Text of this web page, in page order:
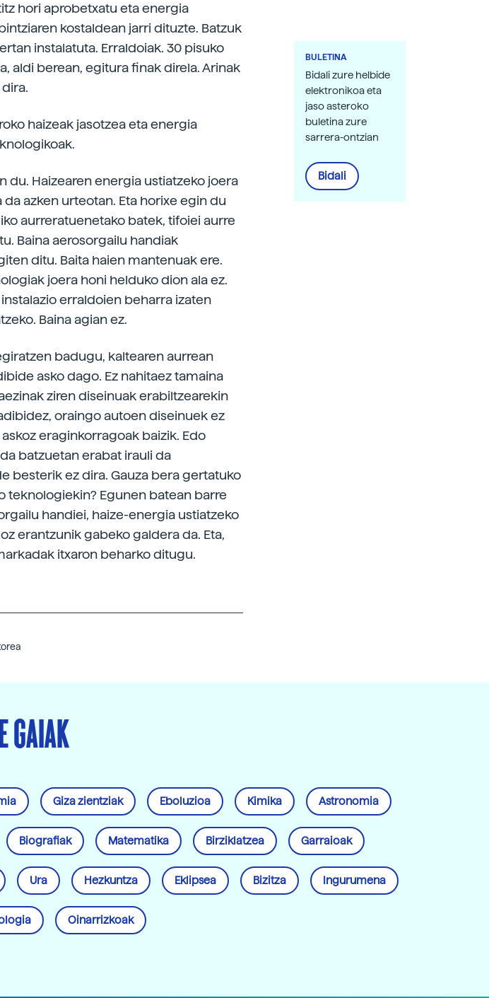
hori aprobetxatu eta energia
kostaldean jarri dituzte. Batzuk
instalatuta. Erraldoiak. 30 pisuko
aldi berean, egitura finak direla. Arinak
haizeak jasotzea eta energia
du. Haizearen energia ustiatzeko joera
azken urteotan. Eta horixe egin du
aurreratuenetako batek, tifoiei aurre
Baina aerosorgailu handiak
ditu. Baita haien mantenuak ere.
joera honi helduko dion ala ez.
erraldoien beharra izaten
Baina agian ez.
badugu, kaltearen aurrean
asko dago. Ez nahitaez tamaina
ziren diseinuak erabiltzearekin
oraingo autoen diseinuek ez
eraginkorragoak baizik. Edo
batzuetan erabat irauli da
besterik ez dira. Gauza bera gertatuko
teknologiekin? Egunen batean barre
handiei, haize-energia ustiatzeko
erantzunik gabeko galdera da. Eta,
itxaron beharko ditugu.
BULETINA
Bidali zure helbide
elektronikoa eta
jaso asteroko
buletina zure
sarrera-ontzian
Bidali
GAIAK
Giza zientziak Eboluzioa Kimika Astronomia
Biografiak Matematika Birziklatzea Garraioak
Ura Hezkuntza Eklipsea Bizitza Ingurumena
Oinarrizkoak